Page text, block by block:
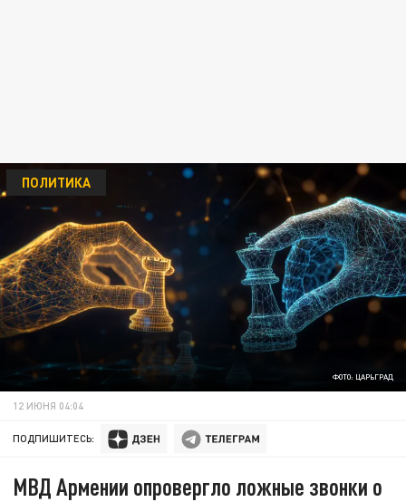
ФОТО: ЦАРЬГРАД
ПОЛИТИКА
12 ИЮНЯ 04:04
ПОДПИШИТЕСЬ:
МВД Армении опровергло ложные звонки о